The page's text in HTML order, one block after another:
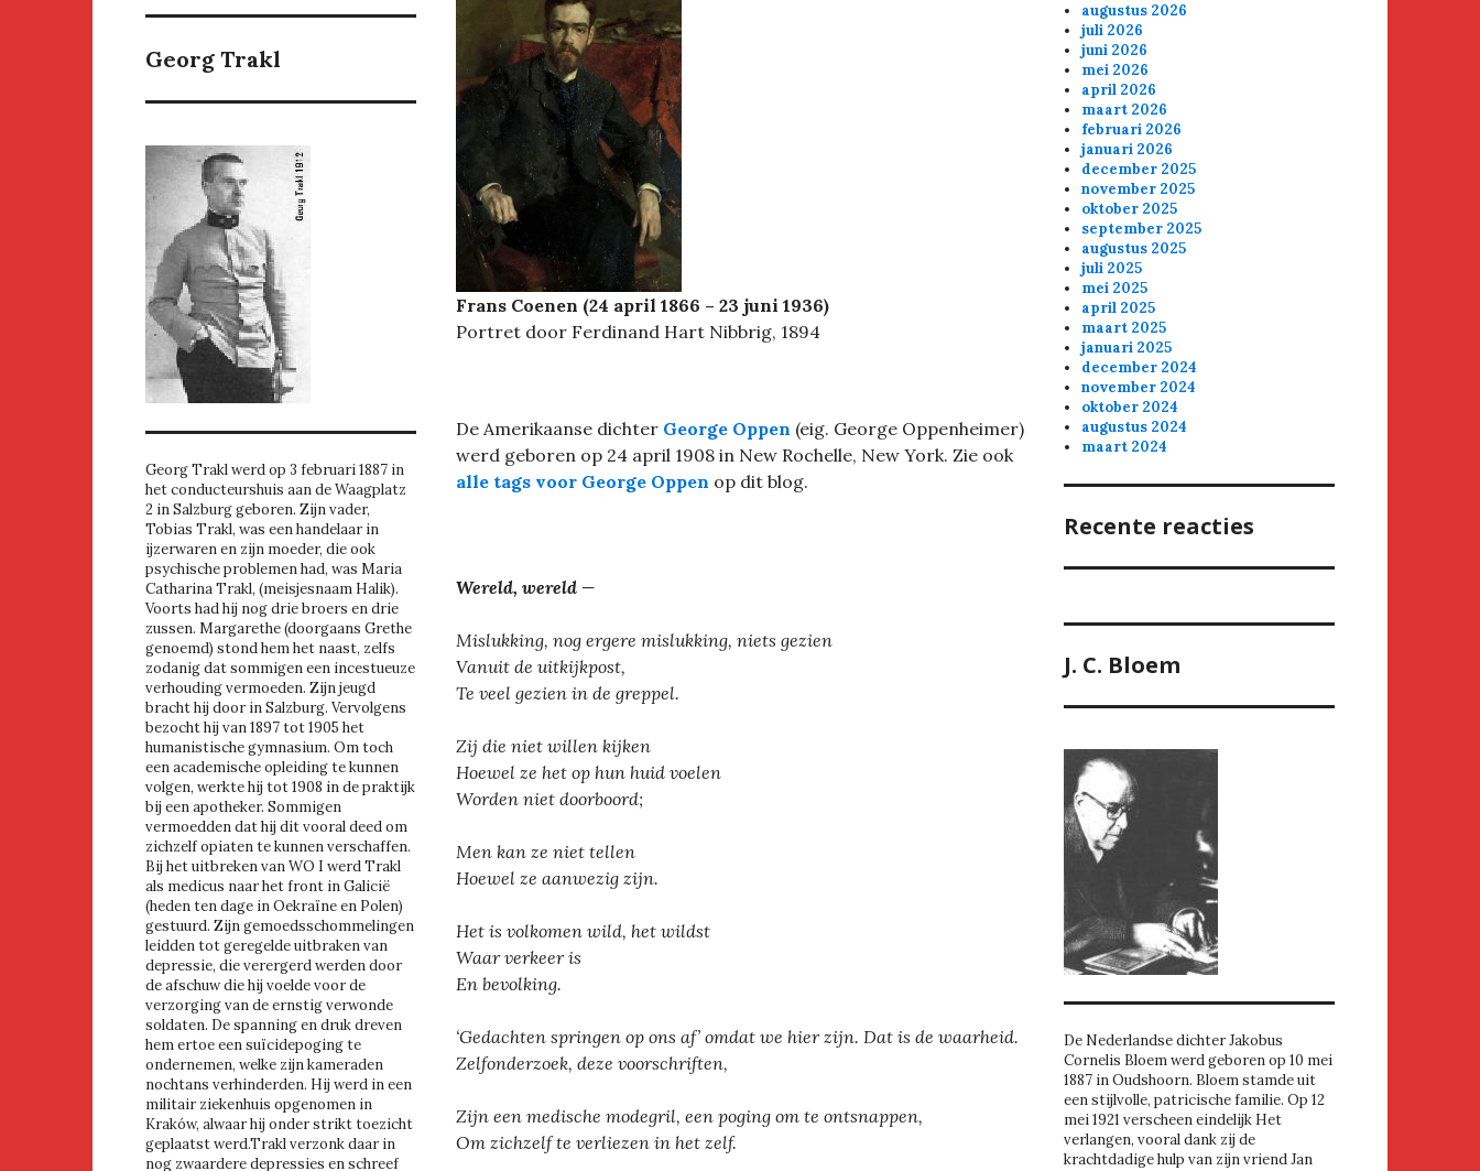
Frans Coenen (24 april 1866 – 23 juni 1936)
Portret door Ferdinand Hart Nibbrig, 1894
De Amerikaanse dichter George Oppen (eig. George Oppenheimer)
werd geboren op 24 april 1908 in New Rochelle, New York. Zie ook
alle tags voor George Oppen op dit blog.
Wereld, wereld —
Mislukking, nog ergere mislukking, niets gezien
Vanuit de uitkijkpost,
Te veel gezien in de greppel.
Zij die niet willen kijken
Hoewel ze het op hun huid voelen
Worden niet doorboord;
Men kan ze niet tellen
Hoewel ze aanwezig zijn.
Het is volkomen wild, het wildst
Waar verkeer is
En bevolking.
‘Gedachten springen op ons af’ omdat we hier zijn. Dat is de waarheid.
Zelfonderzoek, deze voorschriften,
Zijn een medische modegril, een poging om te ontsnappen,
Om zichzelf te verliezen in het zelf.
Georg Trakl
Georg Trakl werd op 3 februari 1887 in
het conducteurshuis aan de Waagplatz
2 in Salzburg geboren. Zijn vader,
Tobias Trakl, was een handelaar in
ijzerwaren en zijn moeder, die ook
psychische problemen had, was Maria
Catharina Trakl, (meisjesnaam Halik).
Voorts had hij nog drie broers en drie
zussen. Margarethe (doorgaans Grethe
genoemd) stond hem het naast, zelfs
zodanig dat sommigen een incestueuze
verhouding vermoeden. Zijn jeugd
bracht hij door in Salzburg. Vervolgens
bezocht hij van 1897 tot 1905 het
humanistische gymnasium. Om toch
een academische opleiding te kunnen
volgen, werkte hij tot 1908 in de praktijk
bij een apotheker. Sommigen
vermoedden dat hij dit vooral deed om
zichzelf opiaten te kunnen verschaffen.
Bij het uitbreken van WO I werd Trakl
als medicus naar het front in Galicië
(heden ten dage in Oekraïne en Polen)
gestuurd. Zijn gemoedsschommelingen
leidden tot geregelde uitbraken van
depressie, die verergerd werden door
de afschuw die hij voelde voor de
verzorging van de ernstig verwonde
soldaten. De spanning en druk dreven
hem ertoe een suïcidepoging te
ondernemen, welke zijn kameraden
nochtans verhinderden. Hij werd in een
militair ziekenhuis opgenomen in
Kraków, alwaar hij onder strikt toezicht
geplaatst werd.Trakl verzonk daar in
nog zwaardere depressies en schreef
augustus 2026
juli 2026
juni 2026
mei 2026
april 2026
maart 2026
februari 2026
januari 2026
december 2025
november 2025
oktober 2025
september 2025
augustus 2025
juli 2025
mei 2025
april 2025
maart 2025
januari 2025
december 2024
november 2024
oktober 2024
augustus 2024
maart 2024
Recente reacties
J. C. Bloem
De Nederlandse dichter Jakobus
Cornelis Bloem werd geboren op 10 mei
1887 in Oudshoorn. Bloem stamde uit
een stijlvolle, patricische familie. Op 12
mei 1921 verscheen eindelijk Het
verlangen, vooral dank zij de
krachtdadige hulp van zijn vriend Jan